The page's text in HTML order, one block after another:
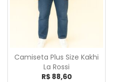
Camiseta Plus Size Kakhi
La Rossi
R$ 88,60